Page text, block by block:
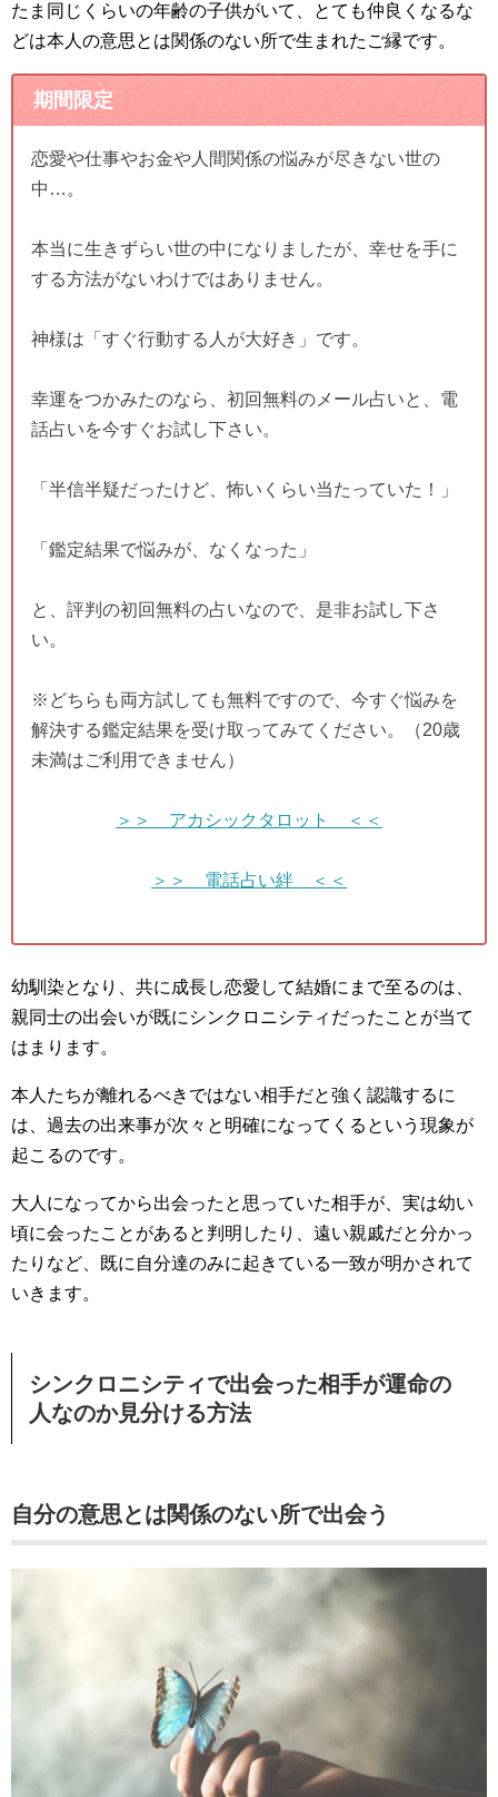
たま同じくらいの年齢の子供がいて、とても仲良くなるな
どは本人の意思とは関係のない所で生まれたご縁です。
期間限定
恋愛や仕事やお金や人間関係の悩みが尽きない世の
中…。
本当に生きずらい世の中になりましたが、幸せを手に
する方法がないわけではありません。
神様は「すぐ行動する人が大好き」です。
幸運をつかみたのなら、初回無料のメール占いと、電
話占いを今すぐお試し下さい。
「半信半疑だったけど、怖いくらい当たっていた！」
「鑑定結果で悩みが、なくなった」
と、評判の初回無料の占いなので、是非お試し下さ
い。
※どちらも両方試しても無料ですので、今すぐ悩みを
解決する鑑定結果を受け取ってみてください。（20歳
未満はご利用できません）
＞＞ アカシックタロット ＜＜
＞＞ 電話占い絆 ＜＜
幼馴染となり、共に成長し恋愛して結婚にまで至るのは、
親同士の出会いが既にシンクロニシティだったことが当て
はまります。
本人たちが離れるべきではない相手だと強く認識するに
は、過去の出来事が次々と明確になってくるという現象が
起こるのです。
大人になってから出会ったと思っていた相手が、実は幼い
頃に会ったことがあると判明したり、遠い親戚だと分かっ
たりなど、既に自分達のみに起きている一致が明かされて
いきます。
シンクロニシティで出会った相手が運命の
人なのか見分ける方法
自分の意思とは関係のない所で出会う